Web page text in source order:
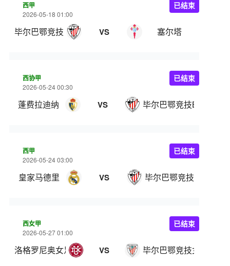
西甲
2026-05-18 01:00
毕尔巴鄂竞技 VS 塞尔塔
已结束
西协甲
2026-05-24 00:30
蓬费拉迪纳 VS 毕尔巴鄂竞技B队
已结束
西甲
2026-05-24 03:00
皇家马德里 VS 毕尔巴鄂竞技
已结束
西女甲
2026-05-27 01:00
洛格罗尼奥女足 VS 毕尔巴鄂竞技女足
已结束